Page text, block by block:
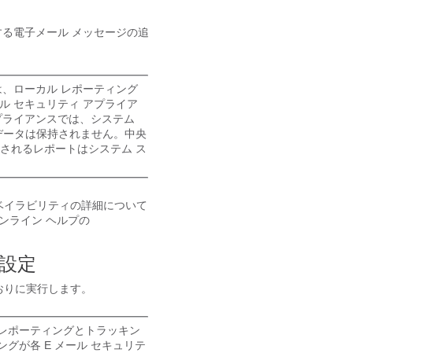
電子メール メッセージの追
ローカル レポーティング
セキュリティ アプライア
イアンスでは、システム
タは保持されません。中央
れるレポートはシステム ス
ラビリティの詳細について
ライン ヘルプの
定
に実行します。
ポーティングとトラッキン
グが各 E メール セキュリテ